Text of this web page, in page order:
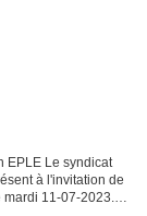
EPLE Le syndicat
à l'invitation de
11-07-2023.